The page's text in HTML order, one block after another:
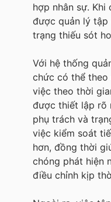
hợp nhân sự. Khi
được quản lý
trạng thiếu sót
Với hệ thống
chức có thể
việc theo thời
được thiết lập rõ
phụ trách và
việc kiểm soát
hơn, đồng thời
chóng phát hiện
điều chỉnh kịp